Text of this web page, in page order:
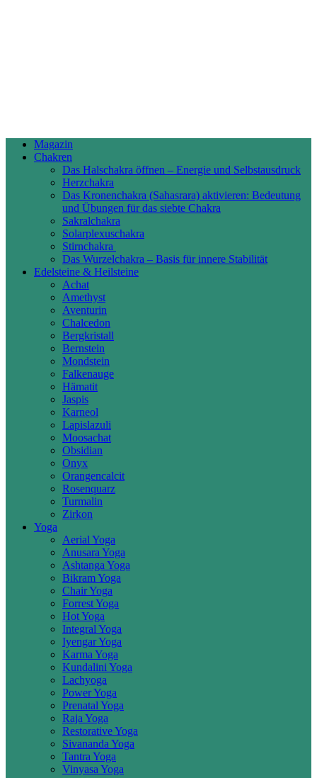
Magazin
Chakren
Das Halschakra öffnen – Energie und Selbstausdruck
Herzchakra
Das Kronenchakra (Sahasrara) aktivieren: Bedeutung
und Übungen für das siebte Chakra
Sakralchakra
Solarplexuschakra
Stirnchakra
Das Wurzelchakra – Basis für innere Stabilität
Edelsteine & Heilsteine
Achat
Amethyst
Aventurin
Chalcedon
Bergkristall
Bernstein
Mondstein
Falkenauge
Hämatit
Jaspis
Karneol
Lapislazuli
Moosachat
Obsidian
Onyx
Orangencalcit
Rosenquarz
Turmalin
Zirkon
Yoga
Aerial Yoga
Anusara Yoga
Ashtanga Yoga
Bikram Yoga
Chair Yoga
Forrest Yoga
Hot Yoga
Integral Yoga
Iyengar Yoga
Karma Yoga
Kundalini Yoga
Lachyoga
Power Yoga
Prenatal Yoga
Raja Yoga
Restorative Yoga
Sivananda Yoga
Tantra Yoga
Vinyasa Yoga